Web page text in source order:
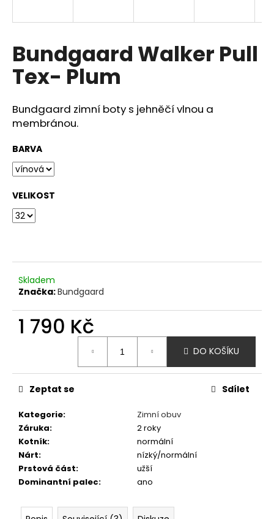
Bundgaard Walker Pull
Tex- Plum
Bundgaard zimní boty s jehněčí vlnou a
membránou.
BARVA
VELIKOST
Skladem
Značka:Bundgaard
1 790 Kč
DO KOŠÍKU
Kategorie:
Zimní obuv
Záruka:
2 roky
Kotník:
normální
Nárt:
nízký/normální
Prstová část:
užší
Dominantní palec: ano
Zeptat se Sdílet
í
t
?
D
o
p
u
č
u
e
m
BAREFOOT
SNEAKER
COTTON
HAPPY
TOUCAN
FIALOVÁ
Kč